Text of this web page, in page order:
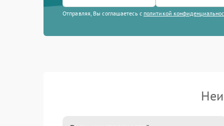
Отправляя, Вы соглашаетесь с политикой